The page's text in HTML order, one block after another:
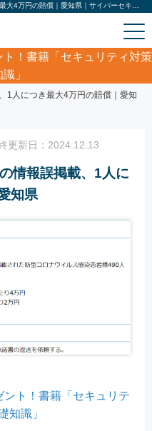
ト！書籍「セキュリティ対策
」
報漏洩ニュース
1人につき最大4万円の賠償｜愛知
新日：2024.12.13
情報誤掲載、1人に
知県
ント！書籍「セキュリテ
知識」